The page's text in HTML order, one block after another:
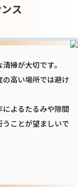
ス
掃が大切です。
高い場所では避け
よるたるみや隙間
ことが望ましいで